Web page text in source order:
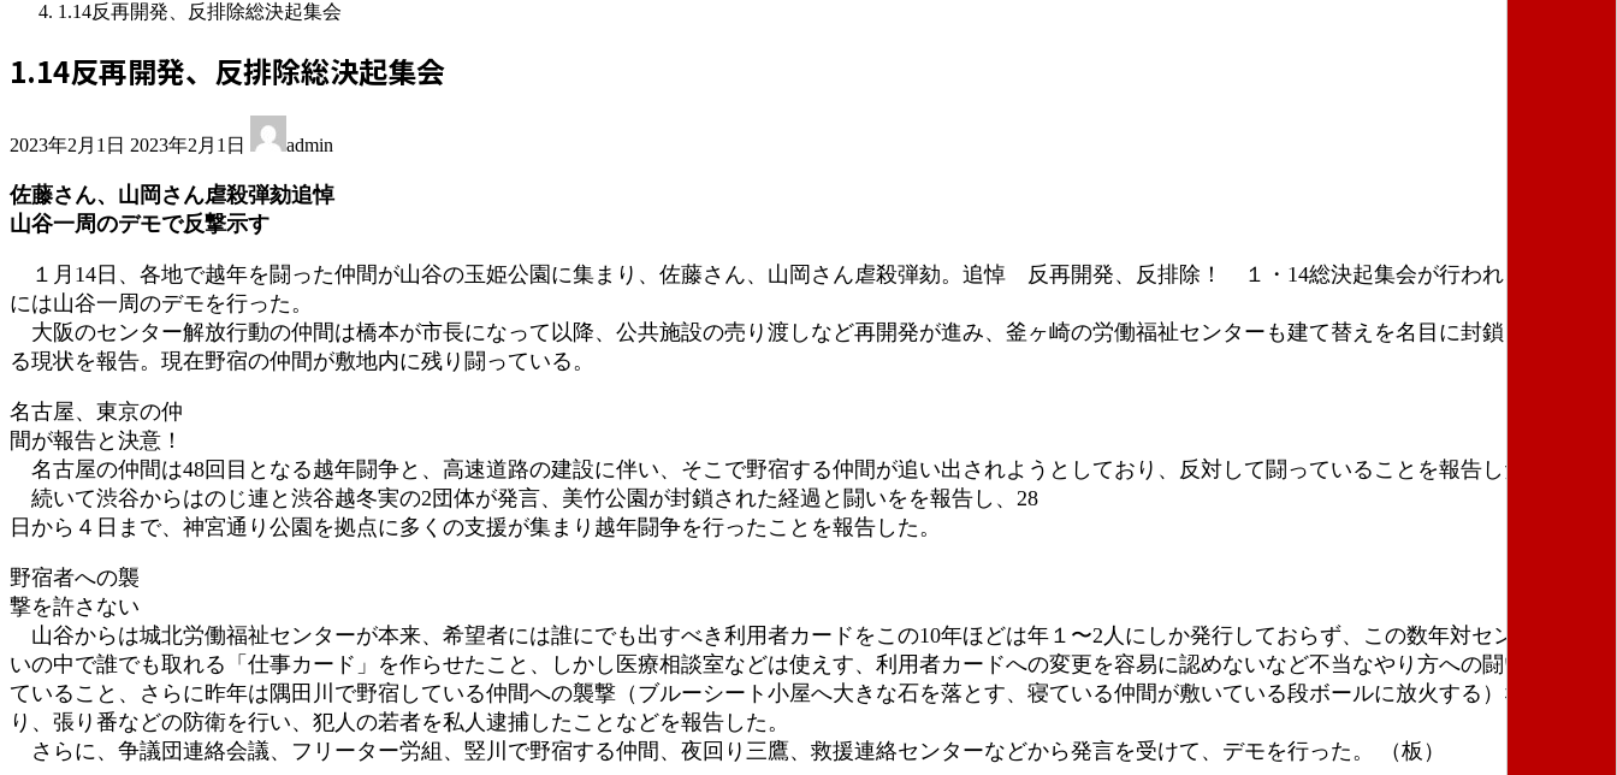
1.14反再開発、反排除総決起集会
1.14反再開発、反排除総決起集会
2023年2月1日 終
新
日
2023年2月1日 admin
佐藤さん、山岡さん虐殺弾劾追悼
山谷一周のデモで反撃示す
１月14日、各地で越年を闘った仲間が山谷の玉姫公園に集まり、佐藤さん、山岡さん虐殺弾劾。追悼 反再開発、反排除！ １・14総決起集会が行われ、集会後
には山谷一周のデモを行った。
大阪のセンター解放行動の仲間は橋本が市長になって以降、公共施設の売り渡しなど再開発が進み、釜ヶ崎の労働福祉センターも建て替えを名目に封鎖されてい
る現状を報告。現在野宿の仲間が敷地内に残り闘っている。
名古屋、東京の仲
間が報告と決意！
名古屋の仲間は48回目となる越年闘争と、高速道路の建設に伴い、そこで野宿する仲間が追い出されようとしており、反対して闘っていることを報告した。
続いて渋谷からはのじ連と渋谷越冬実の2団体が発言、美竹公園が封鎖された経過と闘いをを報告し、28
日から４日まで、神宮通り公園を拠点に多くの支援が集まり越年闘争を行ったことを報告した。
野宿者への襲
撃を許さない
山谷からは城北労働福祉センターが本来、希望者には誰にでも出すべき利用者カードをこの10年ほどは年１〜2人にしか発行しておらず、この数年対センターの闘
いの中で誰でも取れる「仕事カード」を作らせたこと、しかし医療相談室などは使えす、利用者カードへの変更を容易に認めないなど不当なやり方への闘いが続い
ていること、さらに昨年は隅田川で野宿している仲間への襲撃（ブルーシート小屋へ大きな石を落とす、寝ている仲間が敷いている段ボールに放火する）などがあ
り、張り番などの防衛を行い、犯人の若者を私人逮捕したことなどを報告した。
さらに、争議団連絡会議、フリーター労組、竪川で野宿する仲間、夜回り三鷹、救援連絡センターなどから発言を受けて、デモを行った。 （板）